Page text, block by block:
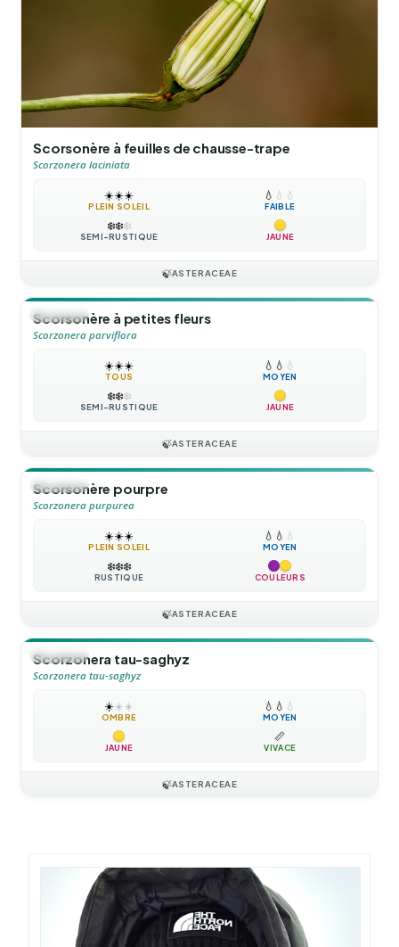
Scorsonère à feuilles de chausse-trape
Scorzonera laciniata
☀️☀️☀️
PLEIN SOLEIL
💧 💧 💧
FAIBLE
❄️❄️❄️
SEMI-RUSTIQUE JAUNE
🍃ASTERACEAE
🪴VIVACE
Scorsonère à petites fleurs
Scorzonera parviflora
☀️☀️☀️
TOUS
💧 💧 💧
MOYEN
❄️❄️❄️
SEMI-RUSTIQUE JAUNE
🍃ASTERACEAE
🪴VIVACE
Scorsonère pourpre
Scorzonera purpurea
☀️☀️☀️
PLEIN SOLEIL
💧 💧 💧
MOYEN
❄️❄️❄️
RUSTIQUE COULEURS
🍃ASTERACEAE
🪴VIVACE
Scorzonera tau-saghyz
Scorzonera tau-saghyz
☀️☀️☀️
OMBRE
💧 💧 💧
MOYEN
JAUNE
📏
VIVACE
🍃ASTERACEAE